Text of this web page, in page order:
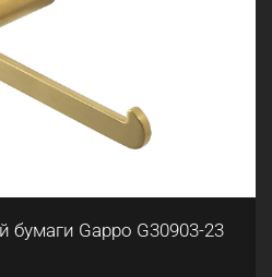
бумаги Gappo G30903-23